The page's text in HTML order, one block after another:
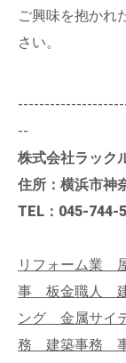
ご興味を抱かれ
さい。
--
株式会社ラック
住所：横浜市神
TEL：045-744-
リフォーム業
事 板金職人
ング 金属サ
務 建築事務